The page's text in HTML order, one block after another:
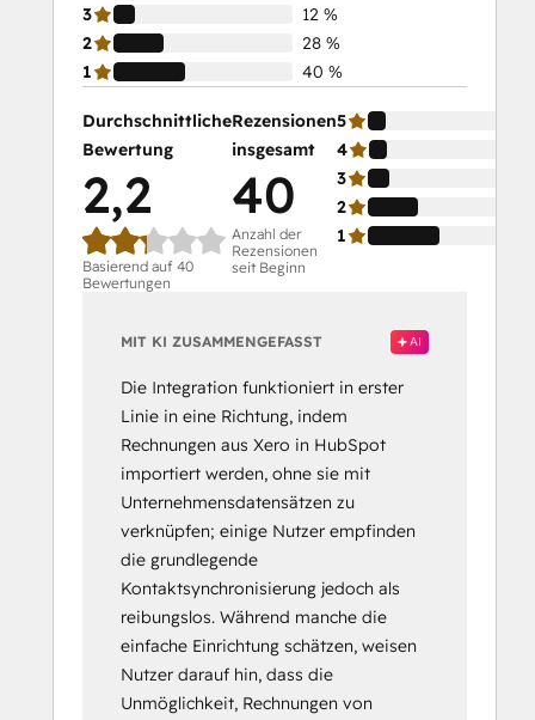
3
12 %
2
28 %
1
40 %
Durchschnittliche
Bewertung
2,2
Basierend auf 40
Bewertungen
Rezensionen
insgesamt
40
Anzahl der
Rezensionen
seit Beginn
5
4
3
2
1
MIT KI ZUSAMMENGEFASST AI
Die Integration funktioniert in erster
Linie in eine Richtung, indem
Rechnungen aus Xero in HubSpot
importiert werden, ohne sie mit
Unternehmensdatensätzen zu
verknüpfen; einige Nutzer empfinden
die grundlegende
Kontaktsynchronisierung jedoch als
reibungslos. Während manche die
einfache Einrichtung schätzen, weisen
Nutzer darauf hin, dass die
Unmöglichkeit, Rechnungen von